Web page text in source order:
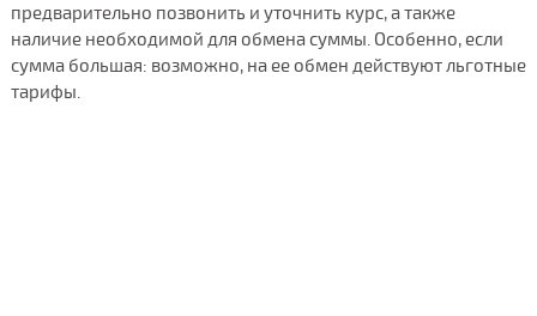
предварительно позвонить и уточнить курс, а также
наличие необходимой для обмена суммы. Особенно, если
сумма большая: возможно, на ее обмен действуют льготные
тарифы.